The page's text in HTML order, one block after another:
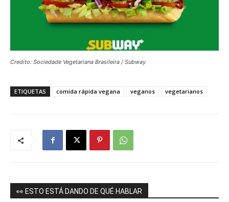
Credito: Sociedade Vegetariana Brasileira / Subway
ETIQUETAS comida rápida vegana veganos vegetarianos
👀 ESTO ESTÁ DANDO DE QUÉ HABLAR